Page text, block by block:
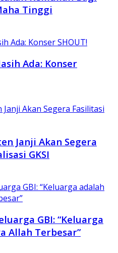
Tinggi
Ada: Konser
Janji Akan Segera
GKSI
GBI: “Keluarga
Allah Terbesar”